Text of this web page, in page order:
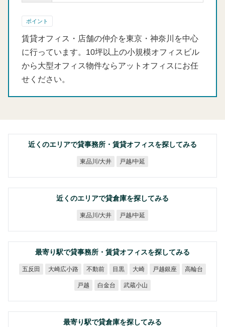
ポイント
賃貸オフィス・店舗の仲介を東京・神奈川を中心
に行っています。10坪以上の小規模オフィスビル
から大型オフィス物件ならアットオフィスにお任
せください。
近くのエリアで貸事務所・賃貸オフィスを探してみる
東品川/大井 戸越/中延
近くのエリアで貸倉庫を探してみる
東品川/大井 戸越/中延
最寄り駅で貸事務所・賃貸オフィスを探してみる
五反田 大崎広小路 不動前 目黒 大崎 戸越銀座 高輪台
戸越 白金台 武蔵小山
最寄り駅で貸倉庫を探してみる